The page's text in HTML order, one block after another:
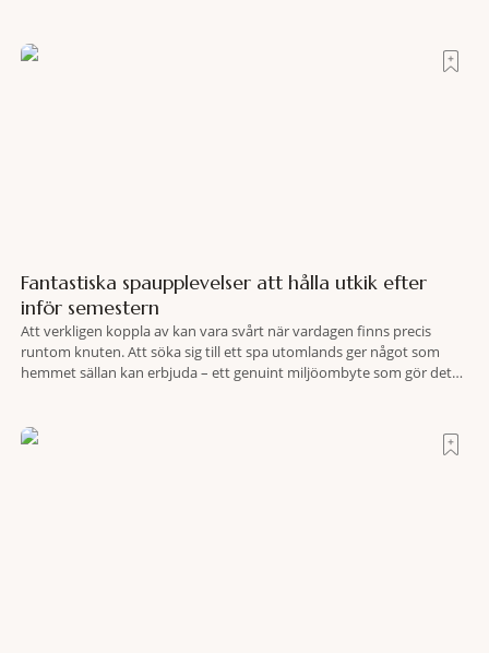
Fantastiska spaupplevelser att hålla utkik efter
inför semestern
Att verkligen koppla av kan vara svårt när vardagen finns precis
runtom knuten. Att söka sig till ett spa utomlands ger något som
hemmet sällan kan erbjuda – ett genuint miljöombyte som gör det